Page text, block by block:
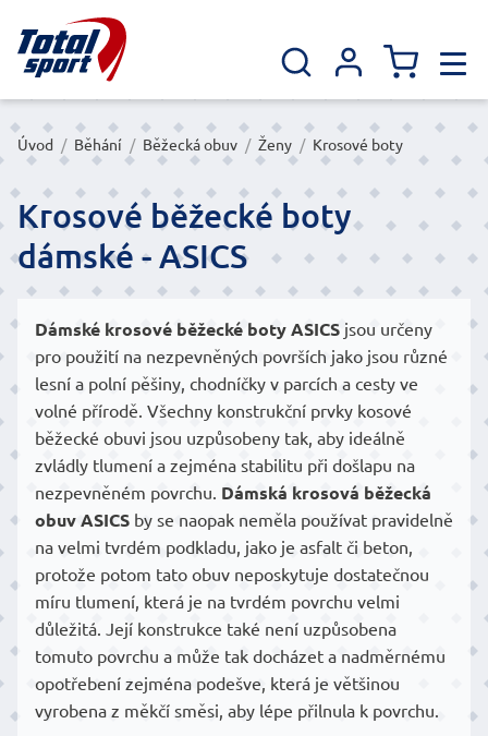
Úvod / Běhání / Běžecká obuv / Ženy / Krosové boty
Krosové běžecké boty
dámské - ASICS
Dámské krosové běžecké boty ASICS jsou určeny
pro použití na nezpevněných površích jako jsou různé
lesní a polní pěšiny, chodníčky v parcích a cesty ve
volné přírodě. Všechny konstrukční prvky kosové
běžecké obuvi jsou uzpůsobeny tak, aby ideálně
zvládly tlumení a zejména stabilitu při došlapu na
nezpevněném povrchu. Dámská krosová běžecká
obuv ASICS by se naopak neměla používat pravidelně
na velmi tvrdém podkladu, jako je asfalt či beton,
protože potom tato obuv neposkytuje dostatečnou
míru tlumení, která je na tvrdém povrchu velmi
důležitá. Její konstrukce také není uzpůsobena
tomuto povrchu a může tak docházet a nadměrnému
opotřebení zejména podešve, která je většinou
vyrobena z měkčí směsi, aby lépe přilnula k povrchu.